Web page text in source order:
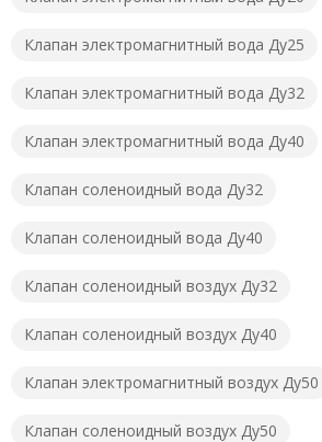
Клапан электромагнитный вода Ду25
Клапан электромагнитный вода Ду32
Клапан электромагнитный вода Ду40
Клапан соленоидный вода Ду32
Клапан соленоидный вода Ду40
Клапан соленоидный воздух Ду32
Клапан соленоидный воздух Ду40
Клапан электромагнитный воздух Ду50
Клапан соленоидный воздух Ду50